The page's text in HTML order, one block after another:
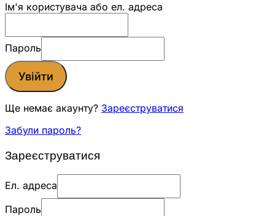
Ім'я користувача або ел. адреса
Пароль
Увійти
Ще немає акаунту? Зареєструватися
Забули пароль?
Зареєструватися
Ел. адреса
Пароль